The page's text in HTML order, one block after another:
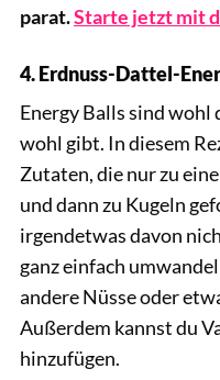
parat.Starte jetzt mit
4. Erdnuss-Dattel-
Energy Balls sind wohl
wohl gibt. In diesem
Zutaten, die nur zu
und dann zu Kugeln
irgendetwas davon
ganz einfach
andere Nüsse oder
Außerdem kannst du
hinzufügen.